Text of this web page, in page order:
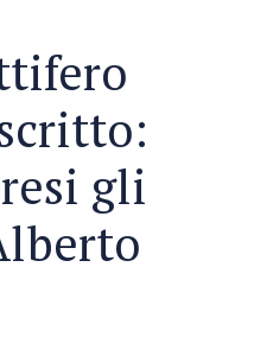
gli